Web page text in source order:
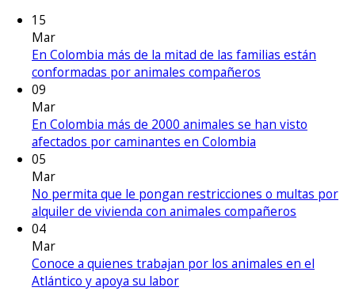
15
Mar
En Colombia más de la mitad de las familias están
conformadas por animales compañeros
09
Mar
En Colombia más de 2000 animales se han visto
afectados por caminantes en Colombia
05
Mar
No permita que le pongan restricciones o multas por
alquiler de vivienda con animales compañeros
04
Mar
Conoce a quienes trabajan por los animales en el
Atlántico y apoya su labor